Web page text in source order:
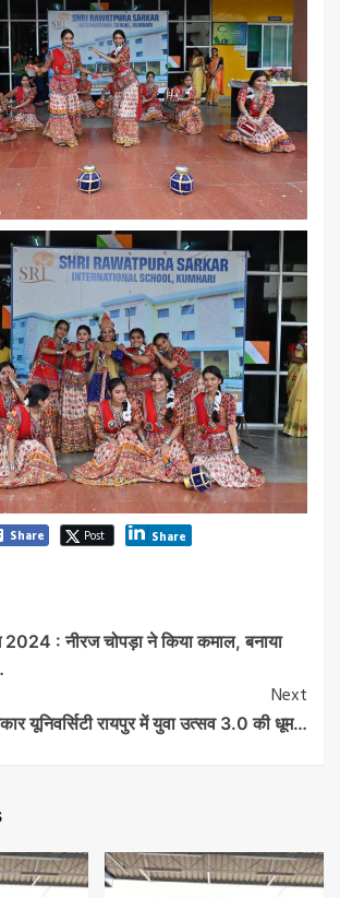
Share Post Share
: नीरज चोपड़ा ने किया कमाल, बनाया
Next
यूनिवर्सिटी रायपुर में युवा उत्सव 3.0 की धूम…